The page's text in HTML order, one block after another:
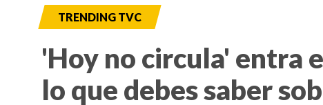
TRENDING TVC
'Hoy no circula' entra
lo que debes saber